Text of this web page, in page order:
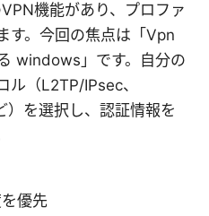
機能があり、プロファ
す。今回の焦点は「Vpn
windows」です。自分の
ル（L2TP/IPsec、
）を選択し、認証情報を
優先